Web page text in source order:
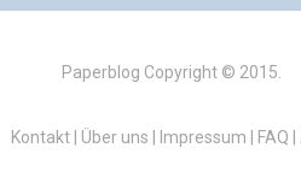
Paperblog Copyright © 2015.
Kontakt| Über uns Impressum FAQ